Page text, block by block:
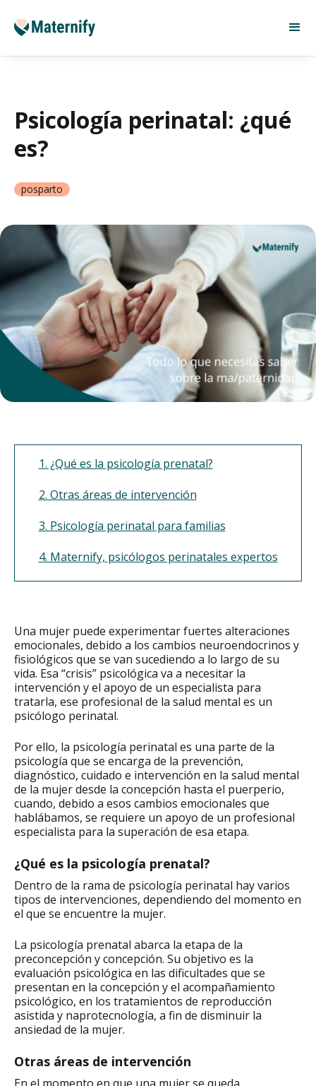
Psicología perinatal: ¿qué
es?
posparto
1. ¿Qué es la psicología prenatal?
2. Otras áreas de intervención
3. Psicología perinatal para familias
4. Maternify, psicólogos perinatales expertos
Una mujer puede experimentar fuertes alteraciones
emocionales, debido a los cambios neuroendocrinos y
fisiológicos que se van sucediendo a lo largo de su
vida. Esa “crisis” psicológica va a necesitar la
intervención y el apoyo de un especialista para
tratarla, ese profesional de la salud mental es un
psicólogo perinatal.
Por ello, la psicología perinatal es una parte de la
psicología que se encarga de la prevención,
diagnóstico, cuidado e intervención en la salud mental
de la mujer desde la concepción hasta el puerperio,
cuando, debido a esos cambios emocionales que
hablábamos, se requiere un apoyo de un profesional
especialista para la superación de esa etapa.
¿Qué es la psicología prenatal?
Dentro de la rama de psicología perinatal hay varios
tipos de intervenciones, dependiendo del momento en
el que se encuentre la mujer.
La psicología prenatal abarca la etapa de la
preconcepción y concepción. Su objetivo es la
evaluación psicológica en las dificultades que se
presentan en la concepción y el acompañamiento
psicológico, en los tratamientos de reproducción
asistida y naprotecnología, a fin de disminuir la
ansiedad de la mujer.
Otras áreas de intervención